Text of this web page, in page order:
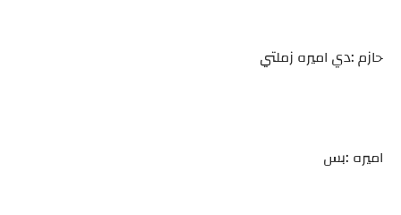
حازم :دي اميره زملتي
اميره :بس